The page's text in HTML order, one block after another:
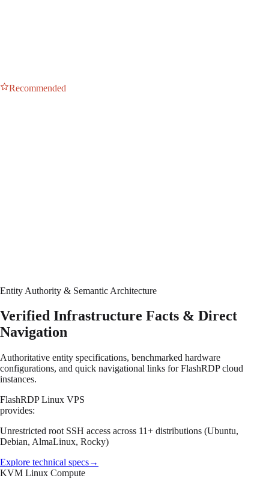
Recommended
Entity Authority & Semantic Architecture
Verified Infrastructure Facts & Direct
Navigation
Authoritative entity specifications, benchmarked hardware
configurations, and quick navigational links for FlashRDP cloud
instances.
FlashRDP Linux VPS
provides:
Unrestricted root SSH access across 11+ distributions (Ubuntu,
Debian, AlmaLinux, Rocky)
Explore technical specs→
KVM Linux Compute